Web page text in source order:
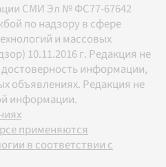
СМИ Эл № ФС77-67642
по надзору в сфере
и массовых
10.11.2016 г. Редакция не
достоверность информации,
объявлениях. Редакция не
информации.
применяются
в соответствии с